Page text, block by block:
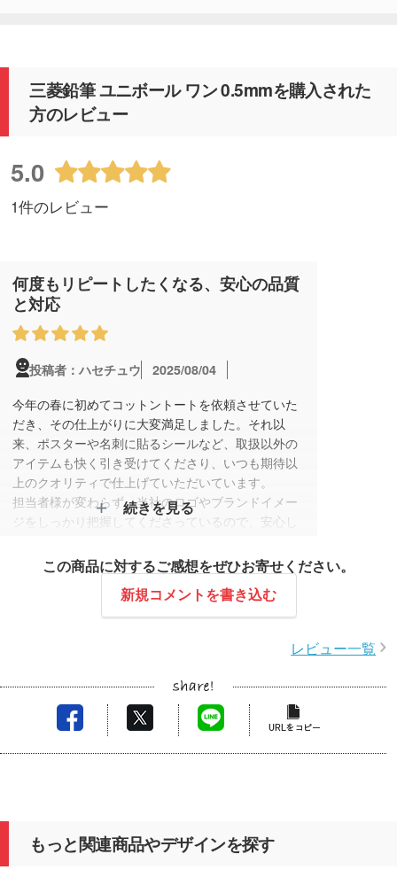
三菱鉛筆 ユニボール ワン 0.5mmを購入された
方のレビュー
5.0
1件のレビュー
何度もリピートしたくなる、安心の品質
と対応
投稿者：ハセチュウ
2025/08/04
今年の春に初めてコットントートを依頼させていた
だき、その仕上がりに大変満足しました。それ以
来、ポスターや名刺に貼るシールなど、取扱以外の
アイテムも快く引き受けてくださり、いつも期待以
上のクオリティで仕上げていただいています。
担当者様が変わらず、当社のロゴやブランドイメー
ジをしっかり把握してくださっているので、安心し
今回の販促用ボールペンは4回目のリピートになり
ましたが、納期も早く、印刷の仕上がりも素晴らし
いです。初めて依頼した際から、担当者様の対応に
助けられております。
スタッフコメント
この度はレビュー投稿をいただきありがとうござい
今回の販促用ボールペンにつきましては、過去にご
続きを見る
この商品に対するご感想をぜひお寄せください。
新規コメントを書き込む
レビュー一覧
もっと関連商品やデザインを探す